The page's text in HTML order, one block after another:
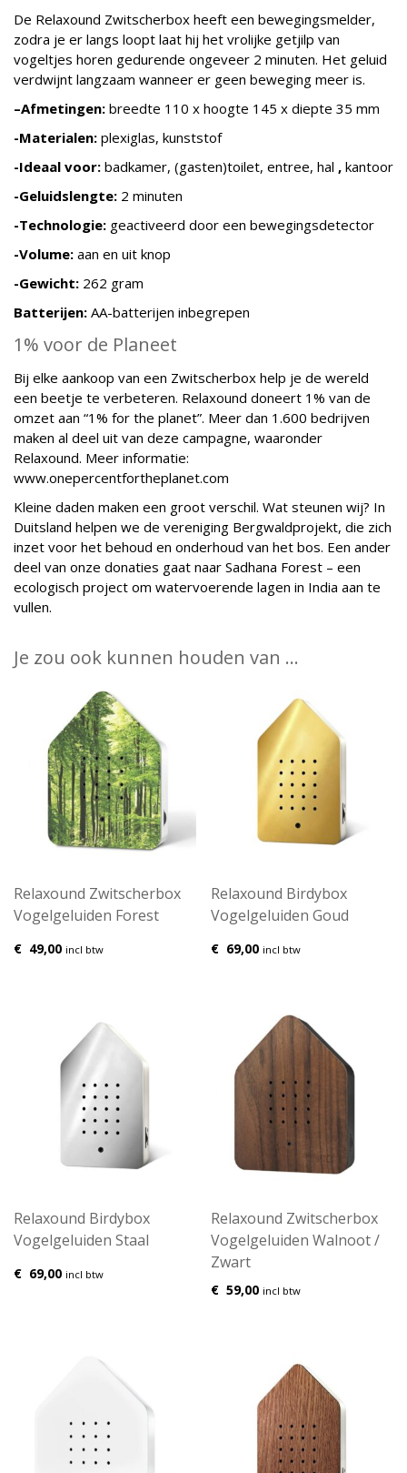
De Relaxound Zwitscherbox heeft een bewegingsmelder,
zodra je er langs loopt laat hij het vrolijke getjilp van
vogeltjes horen gedurende ongeveer 2 minuten. Het geluid
verdwijnt langzaam wanneer er geen beweging meer is.
–Afmetingen: breedte 110 x hoogte 145 x diepte 35 mm
-Materialen: plexiglas, kunststof
-Ideaal voor: badkamer, (gasten)toilet, entree, hal , kantoor
-Geluidslengte: 2 minuten
-Technologie: geactiveerd door een bewegingsdetector
-Volume: aan en uit knop
-Gewicht: 262 gram
Batterijen: AA-batterijen inbegrepen
1% voor de Planeet
Bij elke aankoop van een Zwitscherbox help je de wereld
een beetje te verbeteren. Relaxound doneert 1% van de
omzet aan “1% for the planet”. Meer dan 1.600 bedrijven
maken al deel uit van deze campagne, waaronder
Relaxound. Meer informatie:
www.onepercentfortheplanet.com
Kleine daden maken een groot verschil. Wat steunen wij? In
Duitsland helpen we de vereniging Bergwaldprojekt, die zich
inzet voor het behoud en onderhoud van het bos. Een ander
deel van onze donaties gaat naar Sadhana Forest – een
ecologisch project om watervoerende lagen in India aan te
vullen.
Je zou ook kunnen houden van …
Relaxound Zwitscherbox
Vogelgeluiden Forest
€ 49,00 incl btw
Relaxound Birdybox
Vogelgeluiden Goud
€ 69,00 incl btw
Relaxound Birdybox
Vogelgeluiden Staal
€ 69,00 incl btw
Relaxound Zwitscherbox
Vogelgeluiden Walnoot /
Zwart
€ 59,00 incl btw